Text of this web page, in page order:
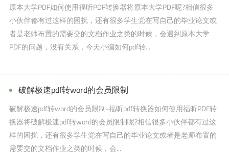
原本大学PDF如何使用福昕PDF转换器将原本大学PDF呢?相信很多
小伙伴都有过这样的困扰，还有很多学生党在写自己的毕业论文或
者是老师布置的需要交的文档作业之类的时候，会遇到原本大学
PDF的问题，没有关系，今天小编如何pdf转...
破解极速pdf转word的会员限制
破解极速pdf转word的会员限制-福昕pdf转换器如何使用福昕PDF转
换器将破解极速pdf转word的会员限制呢?相信很多小伙伴都有过这
样的困扰，还有很多学生党在写自己的毕业论文或者是老师布置的
需要交的文档作业之类的时候，会...